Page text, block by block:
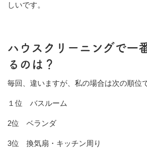
しいです。
ハウスクリーニングで一
るのは？
毎回、違いますが、私の場合は次の順位
１位 バスルーム
2位 ベランダ
3位 換気扇・キッチン周り